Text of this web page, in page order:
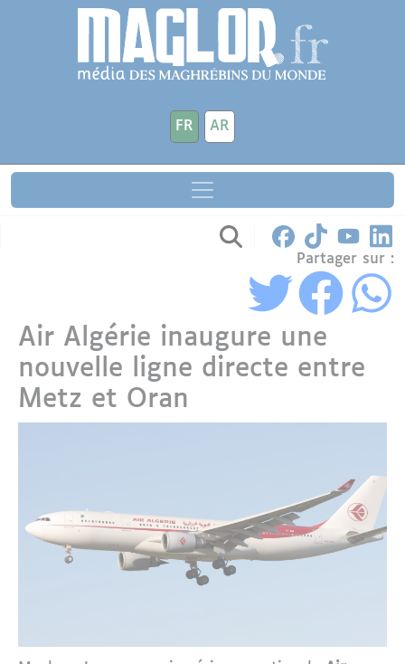
Aller au contenu principal
FR AR
Partager sur :
Air Algérie inaugure une
nouvelle ligne directe entre
Metz et Oran
Panneau de gestion des cookies